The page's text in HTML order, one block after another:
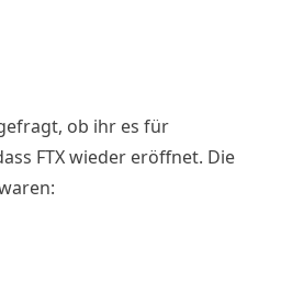
ob ihr es für
FTX wieder eröffnet. Die